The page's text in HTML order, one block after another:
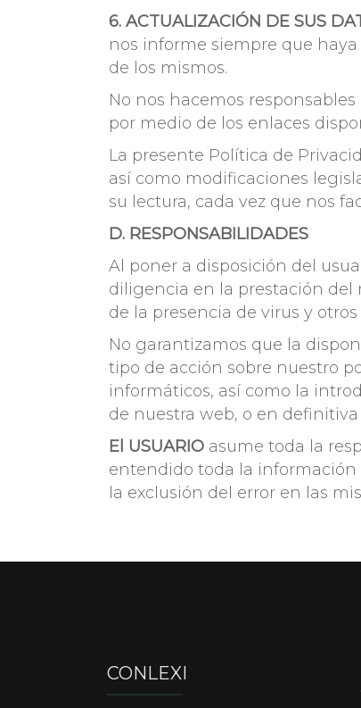
6. ACTUALIZACIÓN DE SUS
nos informe siempre que
de los mismos.
No nos hacemos
por medio de los enlaces
La presente Política de
así como modificaciones
su lectura, cada vez que nos
D. RESPONSABILIDADES
Al poner a disposición del
diligencia en la prestación del
de la presencia de virus y
No garantizamos que la
tipo de acción sobre nuestro
informáticos, así como la
de nuestra web, o en
El USUARIO asume toda la
entendido toda la información
la exclusión del error en las
CONLEXI